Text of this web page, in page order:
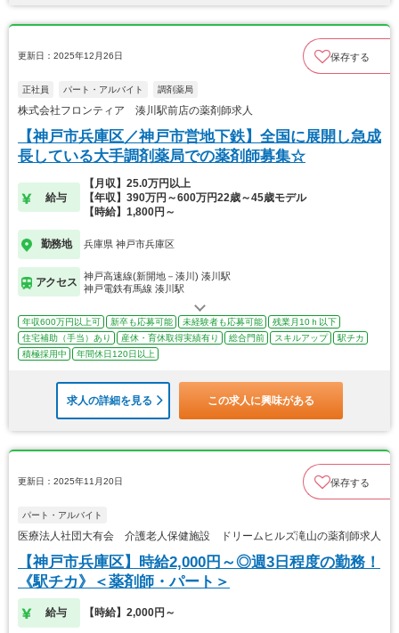
更新日：2025年12月26日 保存する
正社員 パート・アルバイト 調剤薬局
株式会社フロンティア 湊川駅前店の薬剤師求人
【神戸市兵庫区／神戸市営地下鉄】全国に展開し急成
長している大手調剤薬局での薬剤師募集☆
給与
【月収】25.0万円以上
【年収】390万円～600万円22歳～45歳モデル
【時給】1,800円～
勤務地 兵庫県 神戸市兵庫区
アクセス
神戸高速線(新開地－湊川) 湊川駅
神戸電鉄有馬線 湊川駅
年収600万円以上可 新卒も応募可能 未経験者も応募可能
残業月10ｈ以下
住宅補助（手当）あり
産休・育休取得実績有り 総合門前 スキルアップ
駅チカ
積極採用中
年間休日120日以上
求人の詳細を見る この求人に興味がある
更新日：2025年11月20日 保存する
パート・アルバイト
医療法人社団大有会 介護老人保健施設 ドリームヒルズ滝山の薬剤師求人
【神戸市兵庫区】時給2,000円～◎週3日程度の勤務！
《駅チカ》＜薬剤師・パート＞
給与 【時給】2,000円～